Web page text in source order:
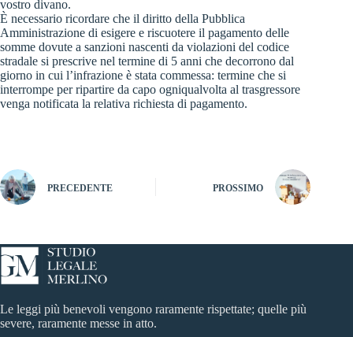
vostro divano.
È necessario ricordare che il diritto della Pubblica
Amministrazione di esigere e riscuotere il pagamento delle
somme dovute a sanzioni nascenti da violazioni del codice
stradale si prescrive nel termine di 5 anni che decorrono dal
giorno in cui l’infrazione è stata commessa: termine che si
interrompe per ripartire da capo ogniqualvolta al trasgressore
venga notificata la relativa richiesta di pagamento.
PRECEDENTE PROSSIMO
Le leggi più benevoli vengono raramente rispettate; quelle più
severe, raramente messe in atto.